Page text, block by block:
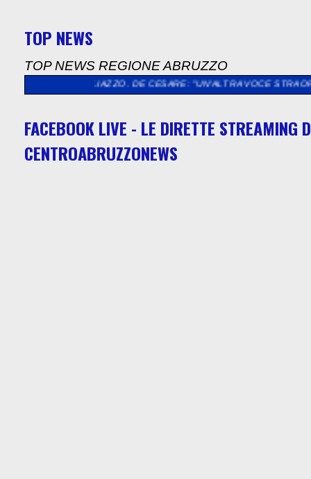
TOP NEWS
TOP NEWS REGIONE ABRUZZO
DE CESARE: "UN'ALTRA VOCE STRAORDINARIA PER
FACEBOOK LIVE - LE DIRETTE STREAMING
CENTROABRUZZONEWS